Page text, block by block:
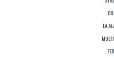
LA